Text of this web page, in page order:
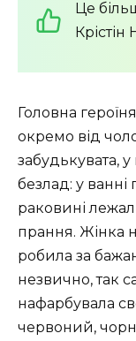
Це
Крістін
Головна
окремо від
забудькувата, у
безлад: у ванні
раковині
прання. Жінка
робила за
незвично, так
нафарбувала
червоний,